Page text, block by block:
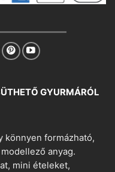
GYURMÁRÓL
könnyen formázható,
anyag.
mini ételeket,